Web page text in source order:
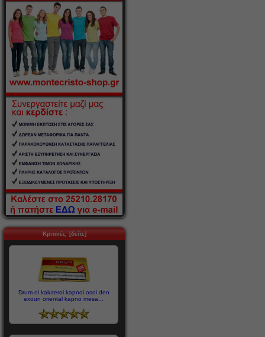
Κριτικές [δείτε]
Drum oi kaluteroi kapnoi osoi den
exoun oriental kapno mesa...